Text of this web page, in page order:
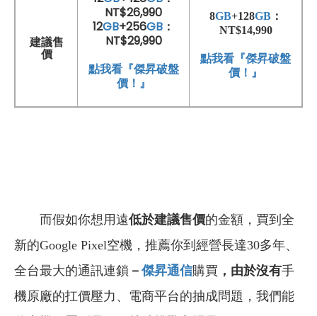
建議售
價
NT$26,990
12GB+256GB ：
NT$29,990
點我看『傑昇破盤
價！』
8GB+128GB：
NT$14,990
點我看『傑昇破盤
價！』
而假如你想用遠低於建議售價的金額，買到全
新的Google Pixel空機，推薦你到經營長達30多年、
全台最大的通訊連鎖 － 傑昇通信購買 ，由於沒有手
機原廠的扛價壓力、電商平台的抽成問題，我們能